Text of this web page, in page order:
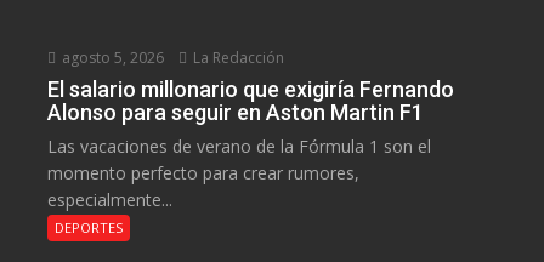
agosto 5, 2026 La Redacción
El salario millonario que exigiría Fernando
Alonso para seguir en Aston Martin F1
Las vacaciones de verano de la Fórmula 1 son el
momento perfecto para crear rumores,
especialmente...
DEPORTES